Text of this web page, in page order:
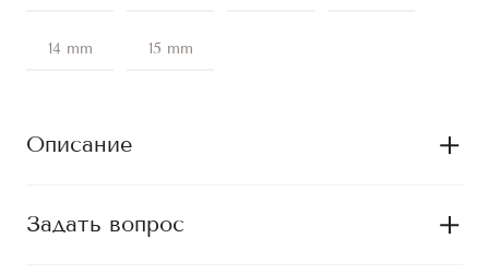
14 mm 15 mm
Описание
Задать вопрос